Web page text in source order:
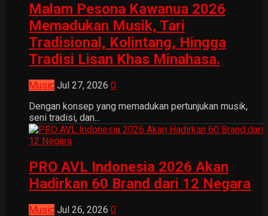
Malam Pesona Kawanua 2026
Memadukan Musik, Tari
Tradisional, Kolintang, Hingga
Tradisi Lisan Khas Minahasa.
Music Jul 27, 2026 0
Dengan konsep yang memadukan pertunjukan musik,
seni tradisi, dan...
PRO AVL Indonesia 2026 Akan
Hadirkan 60 Brand dari 12 Negara
Music Jul 26, 2026 0